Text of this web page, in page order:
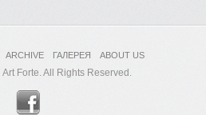
ARCHIVE ГАЛЕРЕЯ ABOUT US
Forte. All Rights Reserved.